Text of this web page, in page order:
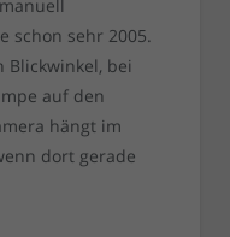
schon sehr 2005.
Blickwinkel, bei
auf den
hängt im
dort gerade